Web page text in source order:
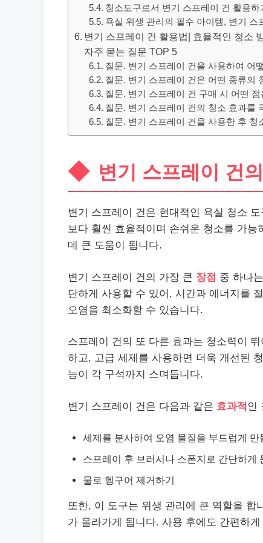
청소도구로서 변기 스프레이 건 활용하
욕실 위생 관리의 필수 아이템, 변기 스
변기 스프레이 건 활용법| 효율적인 청소
자주 묻는 질문 TOP 5
질문. 변기 스프레이 건을 사용하여 어
질문. 변기 스프레이 건은 어떤 종류의
질문. 변기 스프레이 건 구매 시 어떤
질문. 변기 스프레이 건의 청소 효과를
질문. 변기 스프레이 건을 사용한 후 청
변기 스프레이 건
변기 스프레이 건은 현대적인 욕실 청소
보다 훨씬 효율적이며 손쉬운 청소를 가
데 큰 도움이 됩니다.
변기 스프레이 건의 가장 큰 장점 중 하나
단하게 사용할 수 있어, 시간과 에너지를
오염을 최소화할 수 있습니다.
스프레이 건의 또 다른 효과는 청소력이
하고, 고급 세제를 사용하면 더욱 개선된
능이 각 구석까지 스며듭니다.
변기 스프레이 건은 다음과 같은 효과적 인
세제를 분사하여 오염 물질을 부드럽게 만
스프레이 후 브러시나 스폰지로 간단하게
물로 헹구어 제거하기
또한, 이 도구는 위생 관리에 큰 역할을 합
가 올라가게 됩니다. 사용 후에도 간편하